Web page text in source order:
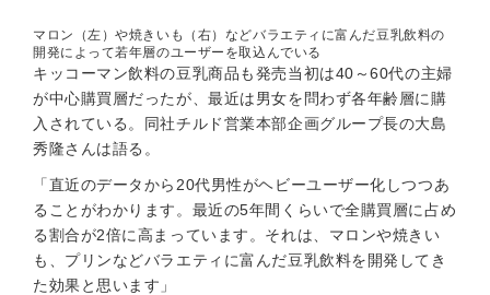
マロン（左）や焼きいも（右）などバラエティに富んだ豆乳飲料の
開発によって若年層のユーザーを取込んでいる
キッコーマン飲料の豆乳商品も発売当初は40～60代の主婦
が中心購買層だったが、最近は男女を問わず各年齢層に購
入されている。同社チルド営業本部企画グループ長の大島
秀隆さんは語る。
「直近のデータから20代男性がヘビーユーザー化しつつあ
ることがわかります。最近の5年間くらいで全購買層に占め
る割合が2倍に高まっています。それは、マロンや焼きい
も、プリンなどバラエティに富んだ豆乳飲料を開発してき
た効果と思います」